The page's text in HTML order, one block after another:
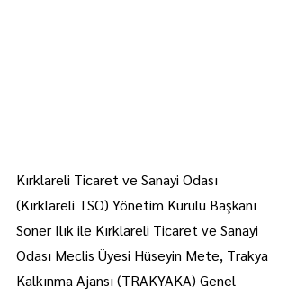
Kırklareli Ticaret ve Sanayi Odası
(Kırklareli TSO) Yönetim Kurulu Başkanı
Soner Ilık ile Kırklareli Ticaret ve Sanayi
Odası Meclis Üyesi Hüseyin Mete, Trakya
Kalkınma Ajansı (TRAKYAKA) Genel